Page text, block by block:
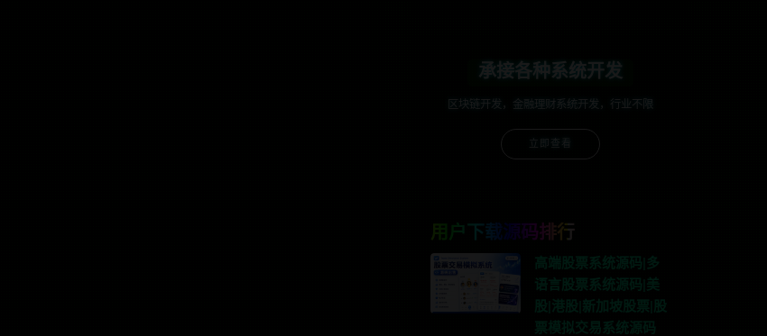
承接各种系统开发
区块链开发，金融理财系统开发，行业不限
立即查看
用户下载源码排行
高端股票系统源码|多
语言股票系统源码|美
股|港股|新加坡股票|股
票模拟交易系统源码